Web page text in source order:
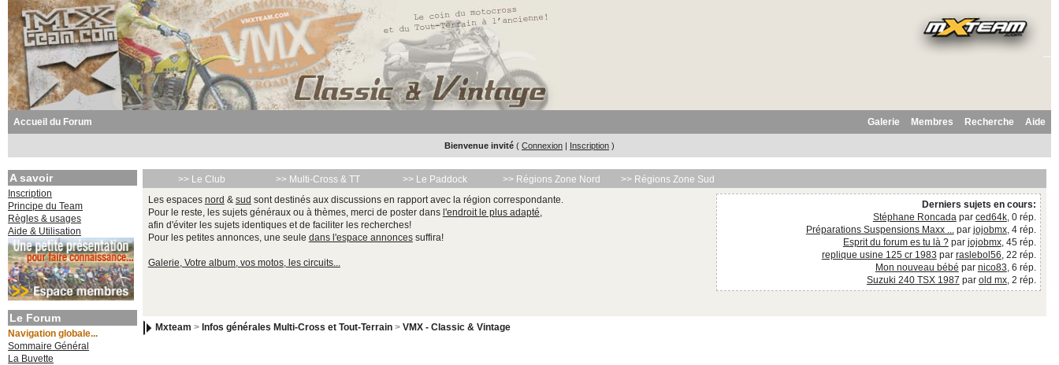
Accueil du Forum Aide
Recherche
Membres
Galerie
Bienvenue invité ( Connexion | Inscription )
A savoir
Inscription
Principe du Team
Règles & usages
Aide & Utilisation
Le Forum
Navigation globale...
Sommaire Général
La Buvette
>> Le Club >> Multi-Cross & TT >> Le Paddock >> Régions Zone Nord
>> Régions Zone Sud
Les espaces nord & sud sont destinés aux discussions en rapport avec la région correspondante.
Pour le reste, les sujets généraux ou à thèmes, merci de poster dans l'endroit le plus adapté,
afin d'éviter les sujets identiques et de faciliter les recherches!
Pour les petites annonces, une seule dans l'espace annoncessuffira!
Galerie, Votre album, vos motos, les circuits...
Derniers sujets en cours:
Stéphane Roncadapar ced64k, 0 rép.
Préparations Suspensions Maxx ...par jojobmx, 4 rép.
Esprit du forum es tu là ?par jojobmx, 45 rép.
replique usine 125 cr 1983 par raslebol56, 22 rép.
Mon nouveau bébé par nico83, 6 rép.
Suzuki 240 TSX 1987 par old mx, 2 rép.
Mxteam > Infos générales Multi-Cross et Tout-Terrain> VMX - Classic & Vintage